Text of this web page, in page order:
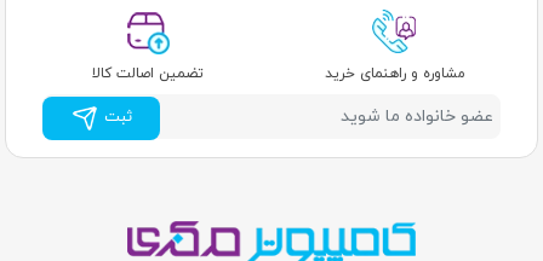
مشاوره و راهنمای خرید تضمین اصالت کالا
ثبت